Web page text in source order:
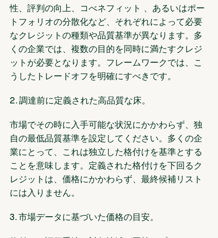
性、評判の向上、コべネフィット 、あるいはポー
トフォリオの分散化など、それぞれによって必要
なクレジットの種類や品質基準が異なります。多
くの企業では、複数の目的を同時に満たすクレジ
ットが必要となります。フレームワークでは、こ
うしたトレードオフを明確にすべきです。
2. 調達前に定義された高品質な床。
市場でその時に入手可能な状況にかかわらず、独
自の最低品質基準を設定してください。多くの企
業にとって、これは独立した格付けを基準とする
ことを意味します。定義された格付けを下回るク
レジットは、価格にかかわらず、最終候補リスト
には入りません。
3. 市場データに基づいた価格の目安。